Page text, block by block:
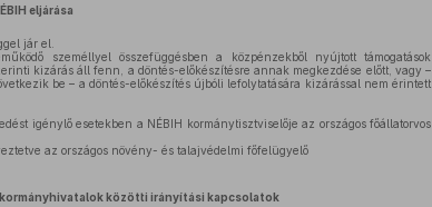
eljárása
jár el.
személlyel összefüggésben a közpénzekből nyújtott támogatások
kizárás áll fenn, a döntés-előkészítésre annak megkezdése előtt, vagy –
be – a döntés-előkészítés újbóli lefolytatására kizárással nem érintett
igénylő esetekben a NÉBIH kormánytisztviselője az országos főállatorvos
az országos növény- és talajvédelmi főfelügyelő
kormányhivatalok közötti irányítási kapcsolatok